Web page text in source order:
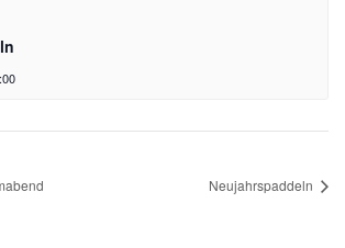
Neujahrspaddeln